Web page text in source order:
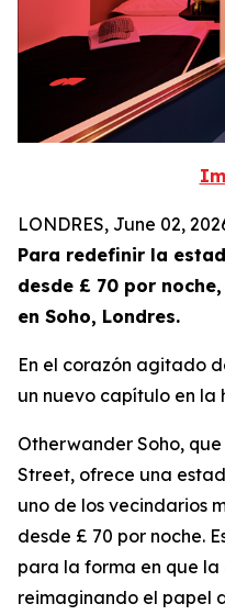
LONDRES, June 02,
Para redefinir la
desde £ 70 por noche,
en Soho, Londres.
En el corazón agitado
un nuevo capítulo en la
Otherwander Soho,
Street, ofrece una
uno de los vecindarios
desde £ 70 por noche.
para la forma en que la
reimaginando el papel